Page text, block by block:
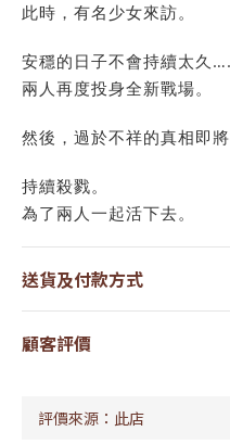
此時，有名少女來訪。
安穩的日子不會持續太久
兩人再度投身全新戰場。
然後，過於不祥的真相即
持續殺戮。
為了兩人一起活下去。
送貨及付款方式
顧客評價